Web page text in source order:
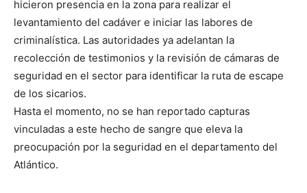
hicieron presencia en la zona para realizar el
levantamiento del cadáver e iniciar las labores de
criminalística. Las autoridades ya adelantan la
recolección de testimonios y la revisión de cámaras de
seguridad en el sector para identificar la ruta de escape
de los sicarios.
Hasta el momento, no se han reportado capturas
vinculadas a este hecho de sangre que eleva la
preocupación por la seguridad en el departamento del
Atlántico.